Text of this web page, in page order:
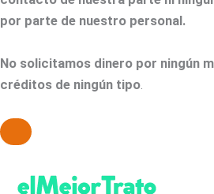
por parte de nuestro personal.
No solicitamos dinero por ningún
créditos de ningún tipo.